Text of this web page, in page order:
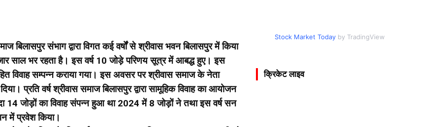
बिलासपुर संभाग द्वारा विगत कई वर्षों से श्रीवास भवन बिलासपुर में किया
साल भर रहता है। इस वर्ष 10 जोड़े परिणय सूत्र में आबद्ध हुए। इस
विवाह सम्पन्न कराया गया। इस अवसर पर श्रीवास समाज के नेता
प्रति वर्ष श्रीवास समाज बिलासपुर द्वारा सामूहिक विवाह का आयोजन
जोड़ों का विवाह संपन्न हुआ था 2024 में 8 जोड़ों ने तथा इस वर्ष सन
में प्रवेश किया।
Stock Market Today by TradingView
क्रिकेट लाइव